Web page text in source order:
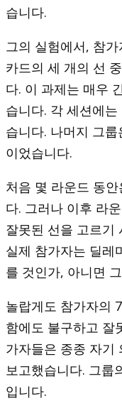
습니다.
그의 실험에서, 참
카드의 세 개의 선
다. 이 과제는 매우
습니다. 각 세션에
습니다. 나머지 그
이었습니다.
처음 몇 라운드 동
다. 그러나 이후 라
잘못된 선을 고르기
실제 참가자는 딜레
를 것인가, 아니면
놀랍게도 참가자의
함에도 불구하고 잘
가자들은 종종 자기
보고했습니다. 그룹
입니다.